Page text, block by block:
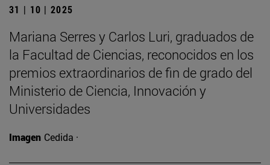
31 | 10 | 2025
Mariana Serres y Carlos Luri, graduados de
la Facultad de Ciencias, reconocidos en los
premios extraordinarios de fin de grado del
Ministerio de Ciencia, Innovación y
Universidades
Imagen Cedida ·